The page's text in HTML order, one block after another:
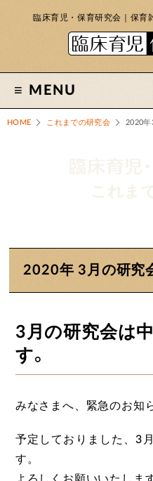
臨床育児・保育研究会｜保育
MENU
HOME これまでの研究会 2020
2020年 3月の研究
3月の研究会は
す。
みなさまへ、緊急のお知
予定しておりました、3
す。